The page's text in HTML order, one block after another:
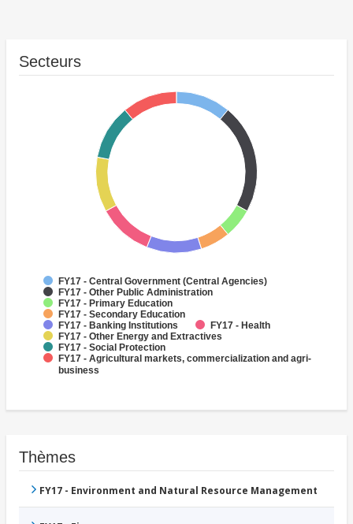
Secteurs
FY17 - Central Government (Central Agencies)
FY17 - Other Public Administration
FY17 - Primary Education
FY17 - Secondary Education
FY17 - Banking Institutions
FY17 - Health
FY17 - Other Energy and Extractives
FY17 - Social Protection
FY17 - Agricultural markets, commercialization and agri-
business
Thèmes
FY17 - Environment and Natural Resource Management